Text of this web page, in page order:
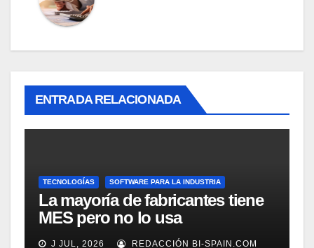
ENTRADA RELACIONADA
TECNOLOGÍAS SOFTWARE PARA LA INDUSTRIA
La mayoría de fabricantes tiene
MES pero no lo usa
adecuadamente, según
J JUL, 2026 REDACCIÓN BI-SPAIN.COM